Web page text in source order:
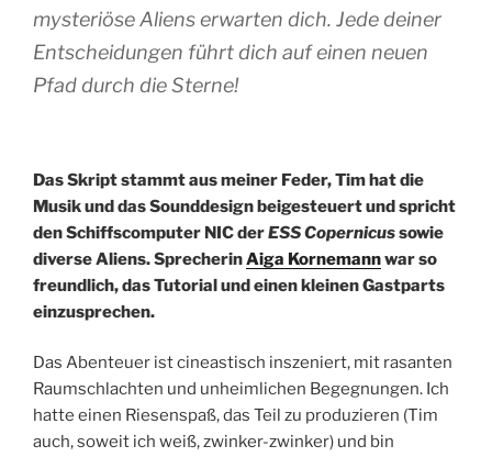
mysteriöse Aliens erwarten dich. Jede deiner
Entscheidungen führt dich auf einen neuen
Pfad durch die Sterne!
Das Skript stammt aus meiner Feder, Tim hat die
Musik und das Sounddesign beigesteuert und spricht
den Schiffscomputer NIC derESS Copernicussowie
diverse Aliens. SprecherinAiga Kornemannwar so
freundlich, das Tutorial und einen kleinen Gastparts
einzusprechen.
Das Abenteuer ist cineastisch inszeniert, mit rasanten
Raumschlachten und unheimlichen Begegnungen. Ich
hatte einen Riesenspaß, das Teil zu produzieren (Tim
auch, soweit ich weiß, zwinker-zwinker) und bin